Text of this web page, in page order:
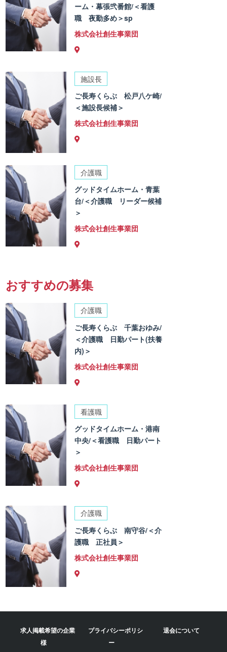
ーム・幕張弐番館/＜看護
職 夜勤多め＞sp
株式会社創生事業団
施設長
ご長寿くらぶ 松戸八ケ崎/
＜施設長候補＞
株式会社創生事業団
介護職
グッドタイムホーム・青葉
台/＜介護職 リーダー候補
＞
株式会社創生事業団
おすすめの募集
介護職
ご長寿くらぶ 千葉おゆみ/
＜介護職 日勤パート(扶養
内)＞
株式会社創生事業団
看護職
グッドタイムホーム・港南
中央/＜看護職 日勤パート
＞
株式会社創生事業団
介護職
ご長寿くらぶ 南守谷/＜介
護職 正社員＞
株式会社創生事業団
求人掲載希望の企業
様
プライバシーポリシ
ー
退会について